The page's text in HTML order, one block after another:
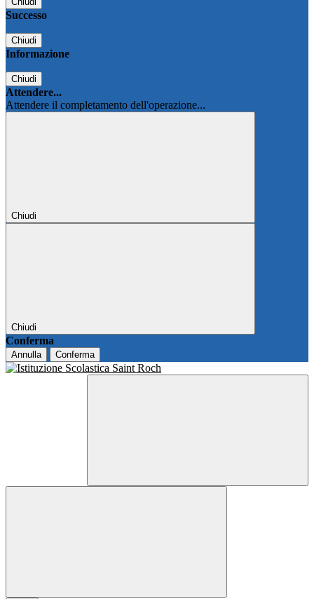
Successo
Chiudi
Informazione
Chiudi
Attendere...
Attendere il completamento dell'operazione...
Chiudi
Chiudi
Conferma
Annulla Conferma